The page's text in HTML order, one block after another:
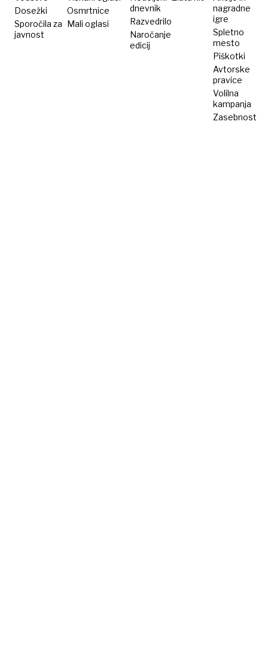
Dosežki
Sporočila za
javnost
Osmrtnice
Mali oglasi
dnevnik
Razvedrilo
Naročanje
edicij
nagradne
igre
Spletno
mesto
Piškotki
Avtorske
pravice
Volilna
kampanja
Zasebnost